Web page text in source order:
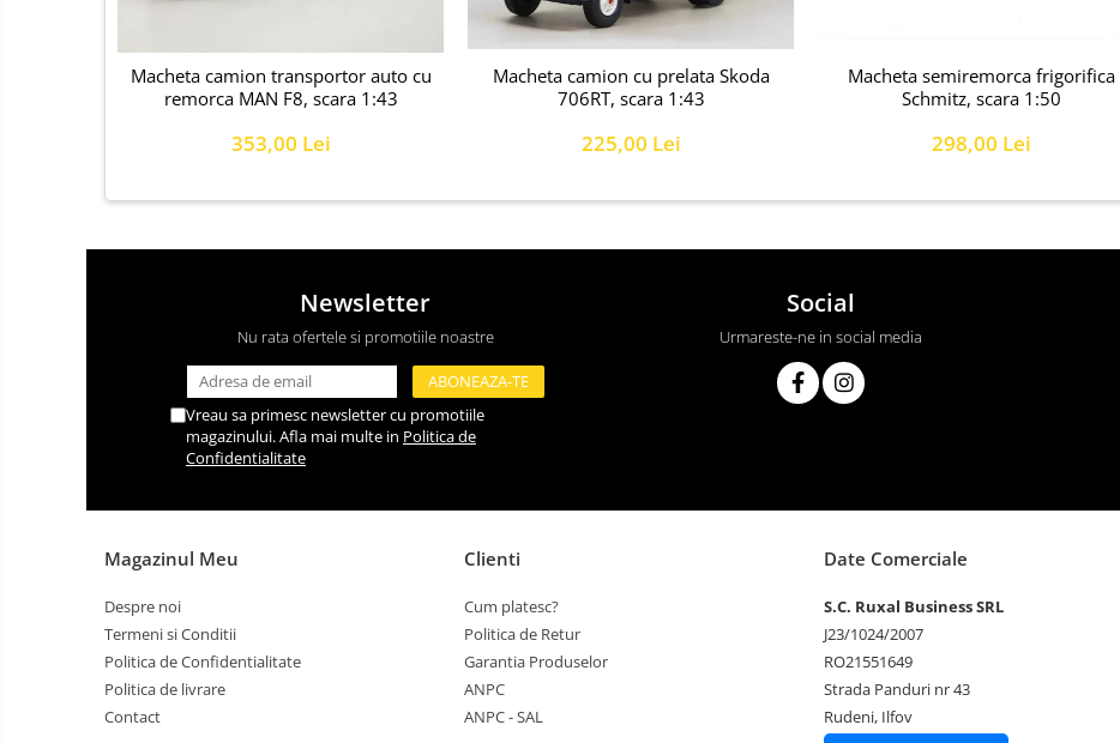
Macheta camion transportor auto cu
remorca MAN F8, scara 1:43
353,00 Lei
Macheta camion cu prelata Skoda
706RT, scara 1:43
225,00 Lei
Macheta semiremorca frigorifica
Schmitz, scara 1:50
298,00 Lei
Newsletter
Nu rata ofertele si promotiile noastre
Vreau sa primesc newsletter cu promotiile
magazinului. Afla mai multe in Politica de
Confidentialitate
Social
Urmareste-ne in social media
Magazinul Meu
Despre noi
Termeni si Conditii
Politica de Confidentialitate
Politica de livrare
Contact
Clienti
Cum platesc?
Politica de Retur
Garantia Produselor
ANPC
ANPC - SAL
Date Comerciale
S.C. Ruxal Business SRL
J23/1024/2007
RO21551649
Strada Panduri nr 43
Rudeni, Ilfov